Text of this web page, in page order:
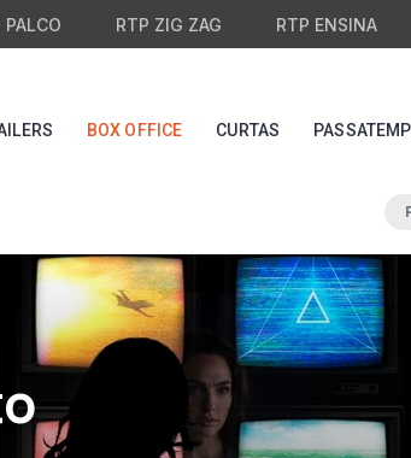
PALCO RTP ZIG ZAG RTP ENSINA
BOX OFFICE CURTAS